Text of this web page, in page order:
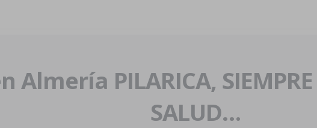
Almería PILARICA,
SALUD…